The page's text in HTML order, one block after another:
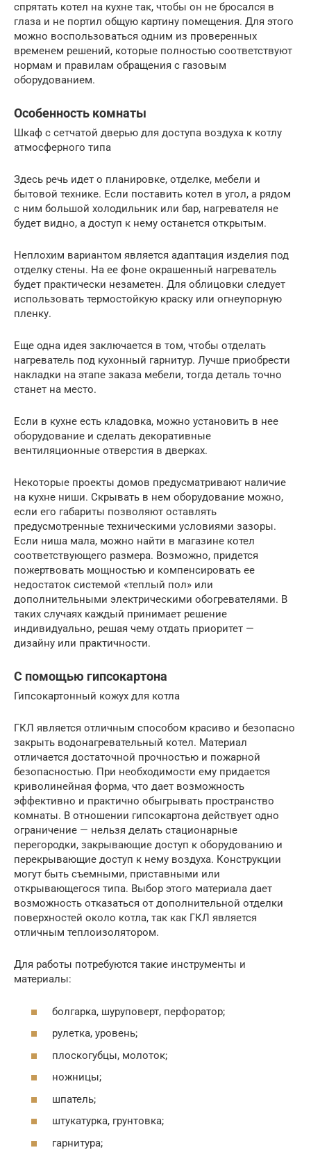
спрятать котел на кухне так, чтобы он не бросался в
глаза и не портил общую картину помещения. Для этого
можно воспользоваться одним из проверенных
временем решений, которые полностью соответствуют
нормам и правилам обращения с газовым
оборудованием.
Особенность комнаты
Шкаф с сетчатой дверью для доступа воздуха к котлу
атмосферного типа
Здесь речь идет о планировке, отделке, мебели и
бытовой технике. Если поставить котел в угол, а рядом
с ним большой холодильник или бар, нагревателя не
будет видно, а доступ к нему останется открытым.
Неплохим вариантом является адаптация изделия под
отделку стены. На ее фоне окрашенный нагреватель
будет практически незаметен. Для облицовки следует
использовать термостойкую краску или огнеупорную
пленку.
Еще одна идея заключается в том, чтобы отделать
нагреватель под кухонный гарнитур. Лучше приобрести
накладки на этапе заказа мебели, тогда деталь точно
станет на место.
Если в кухне есть кладовка, можно установить в нее
оборудование и сделать декоративные
вентиляционные отверстия в дверках.
Некоторые проекты домов предусматривают наличие
на кухне ниши. Скрывать в нем оборудование можно,
если его габариты позволяют оставлять
предусмотренные техническими условиями зазоры.
Если ниша мала, можно найти в магазине котел
соответствующего размера. Возможно, придется
пожертвовать мощностью и компенсировать ее
недостаток системой «теплый пол» или
дополнительными электрическими обогревателями. В
таких случаях каждый принимает решение
индивидуально, решая чему отдать приоритет —
дизайну или практичности.
С помощью гипсокартона
Гипсокартонный кожух для котла
ГКЛ является отличным способом красиво и безопасно
закрыть водонагревательный котел. Материал
отличается достаточной прочностью и пожарной
безопасностью. При необходимости ему придается
криволинейная форма, что дает возможность
эффективно и практично обыгрывать пространство
комнаты. В отношении гипсокартона действует одно
ограничение — нельзя делать стационарные
перегородки, закрывающие доступ к оборудованию и
перекрывающие доступ к нему воздуха. Конструкции
могут быть съемными, приставными или
открывающегося типа. Выбор этого материала дает
возможность отказаться от дополнительной отделки
поверхностей около котла, так как ГКЛ является
отличным теплоизолятором.
Для работы потребуются такие инструменты и
материалы:
болгарка, шуруповерт, перфоратор;
рулетка, уровень;
плоскогубцы, молоток;
ножницы;
шпатель;
штукатурка, грунтовка;
гарнитура;